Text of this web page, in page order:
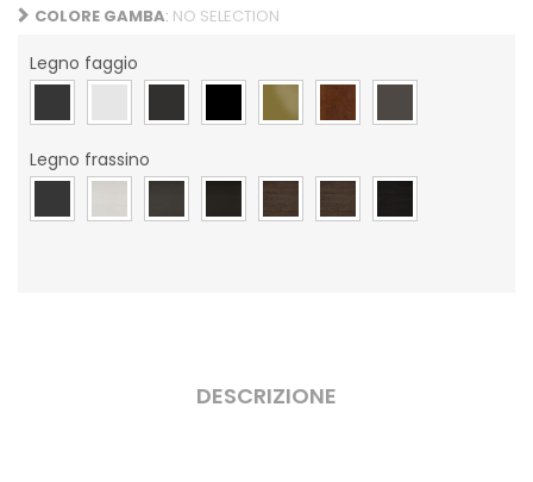
COLORE GAMBA: NO SELECTION
Legno faggio
Legno frassino
DESCRIZIONE